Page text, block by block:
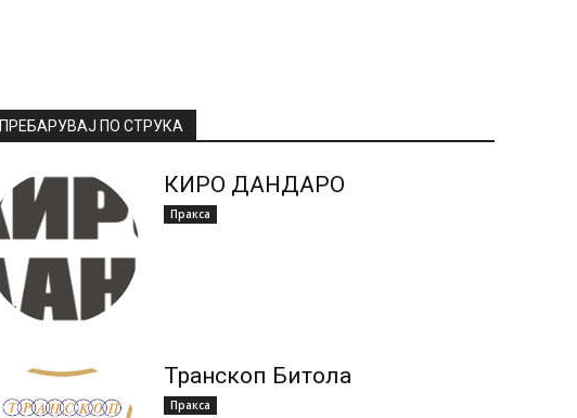
ПРЕБАРУВАЈ ПО СТРУКА
КИРО ДАНДАРО
Пракса
Транскоп Битола
Пракса